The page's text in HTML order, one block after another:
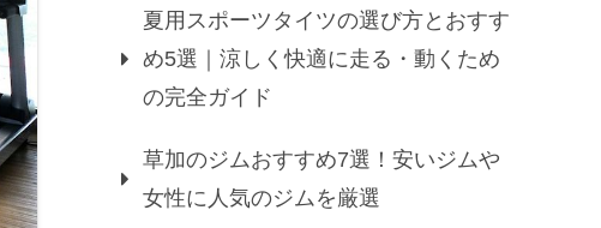
夏用スポーツタイツの選び方とおすす
め5選｜涼しく快適に走る・動くため
の完全ガイド
草加のジムおすすめ7選！安いジムや
女性に人気のジムを厳選